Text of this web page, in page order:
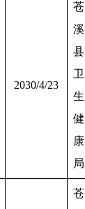
2030/4/23
苍
溪
县
卫
生
健
康
局
苍